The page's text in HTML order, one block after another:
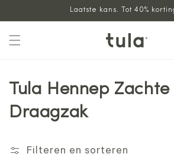
Laatste kans. Tot 40%
Tula Hennep
Draagzak
Filteren en sorteren